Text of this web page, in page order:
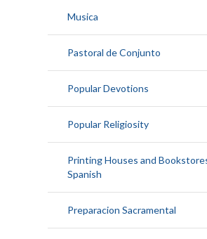
Musica
Pastoral de Conjunto
Popular Devotions
Popular Religiosity
Printing Houses and
Spanish
Preparacion Sacramental